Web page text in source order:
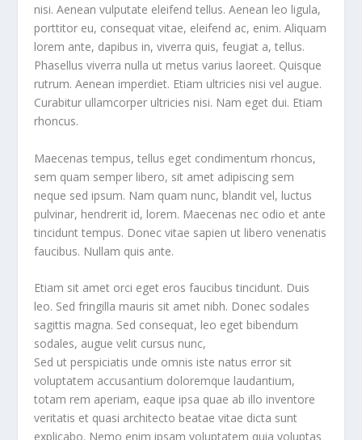
nisi. Aenean vulputate eleifend tellus. Aenean leo ligula,
porttitor eu, consequat vitae, eleifend ac, enim. Aliquam
lorem ante, dapibus in, viverra quis, feugiat a, tellus.
Phasellus viverra nulla ut metus varius laoreet. Quisque
rutrum. Aenean imperdiet. Etiam ultricies nisi vel augue.
Curabitur ullamcorper ultricies nisi. Nam eget dui. Etiam
rhoncus.
Maecenas tempus, tellus eget condimentum rhoncus,
sem quam semper libero, sit amet adipiscing sem
neque sed ipsum. Nam quam nunc, blandit vel, luctus
pulvinar, hendrerit id, lorem. Maecenas nec odio et ante
tincidunt tempus. Donec vitae sapien ut libero venenatis
faucibus. Nullam quis ante.
Etiam sit amet orci eget eros faucibus tincidunt. Duis
leo. Sed fringilla mauris sit amet nibh. Donec sodales
sagittis magna. Sed consequat, leo eget bibendum
sodales, augue velit cursus nunc,
Sed ut perspiciatis unde omnis iste natus error sit
voluptatem accusantium doloremque laudantium,
totam rem aperiam, eaque ipsa quae ab illo inventore
veritatis et quasi architecto beatae vitae dicta sunt
explicabo. Nemo enim ipsam voluptatem quia voluptas